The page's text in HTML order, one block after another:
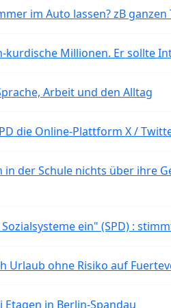
im Auto lassen? zB
kurdische Millionen. Er sollte
Arbeit und den Alltag
die Online-Plattform X /
der Schule nichts über ihre
ein" (SPD) :
Urlaub ohne Risiko auf
in Berlin-Spandau